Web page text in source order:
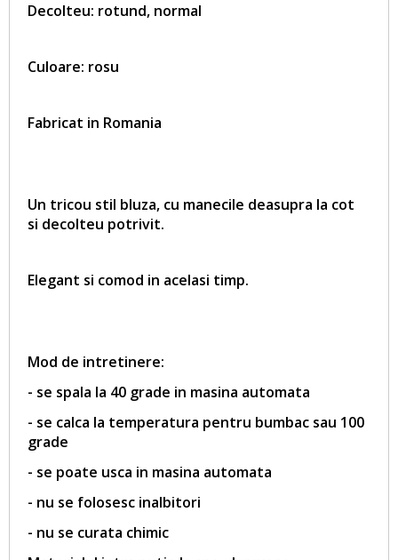
Decolteu: rotund, normal
Culoare: rosu
Fabricat in Romania
Un tricou stil bluza, cu manecile deasupra la cot
si decolteu potrivit.
Elegant si comod in acelasi timp.
Mod de intretinere:
- se spala la 40 grade in masina automata
- se calca la temperatura pentru bumbac sau 100
grade
- se poate usca in masina automata
- nu se folosesc inalbitori
- nu se curata chimic